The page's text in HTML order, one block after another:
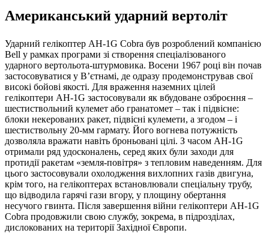
Американський ударний вертоліт
Ударний гелікоптер AH-1G Cobra був розроблений компанією
Bell у рамках програми зі створення спеціалізованого
ударного вертольота-штурмовика. Восени 1967 році він почав
застосовуватися у В’єтнамі, де одразу продемонстрував свої
високі бойові якості. Для враження наземних цілей
гелікоптери AH-1G застосовували як вбудоване озброєння –
шестиствольний кулемет або гранатомет – так і підвісне:
блоки некерованих ракет, підвісні кулемети, а згодом – і
шестиствольну 20-мм гармату. Його вогнева потужність
дозволяла вражати навіть броньовані цілі. З часом AH-1G
отримали ряд удосконалень, серед яких були заходи для
протидії ракетам «земля-повітря» з тепловим наведенням. Для
цього застосовували охолодження вихлопних газів двигуна,
крім того, на гелікоптерах встановлювали спеціальну трубу,
що відводила гарячі гази вгору, у площину обертання
несучого гвинта. Після завершення війни гелікоптери AH-1G
Cobra продовжили свою службу, зокрема, в підрозділах,
дислокованих на території Західної Європи.